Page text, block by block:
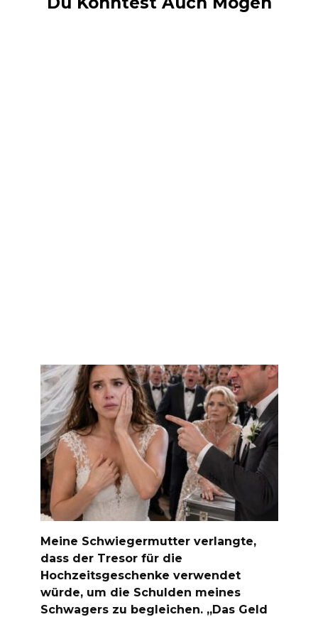
Meine Schwiegermutter verlangte,
dass der Tresor für die
Hochzeitsgeschenke verwendet
würde, um die Schulden meines
Schwagers zu begleichen. „Das Geld